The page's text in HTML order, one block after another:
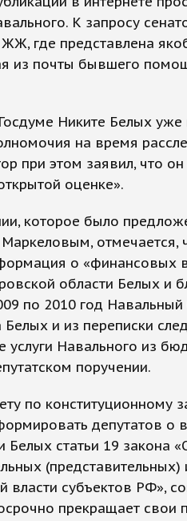
К запросу
где представлена
из почты бывшего
Никите Белых
на время
при этом заявил, что
оценке».
которое было
отмечается,
о «финансовых
области Белых и
по 2010 год
и из переписки
услуги Навального из
поручении.
по конституционному
депутатов о
Белых статьи 19 закона
(представительных)
власти субъектов РФ»,
прекращает свои